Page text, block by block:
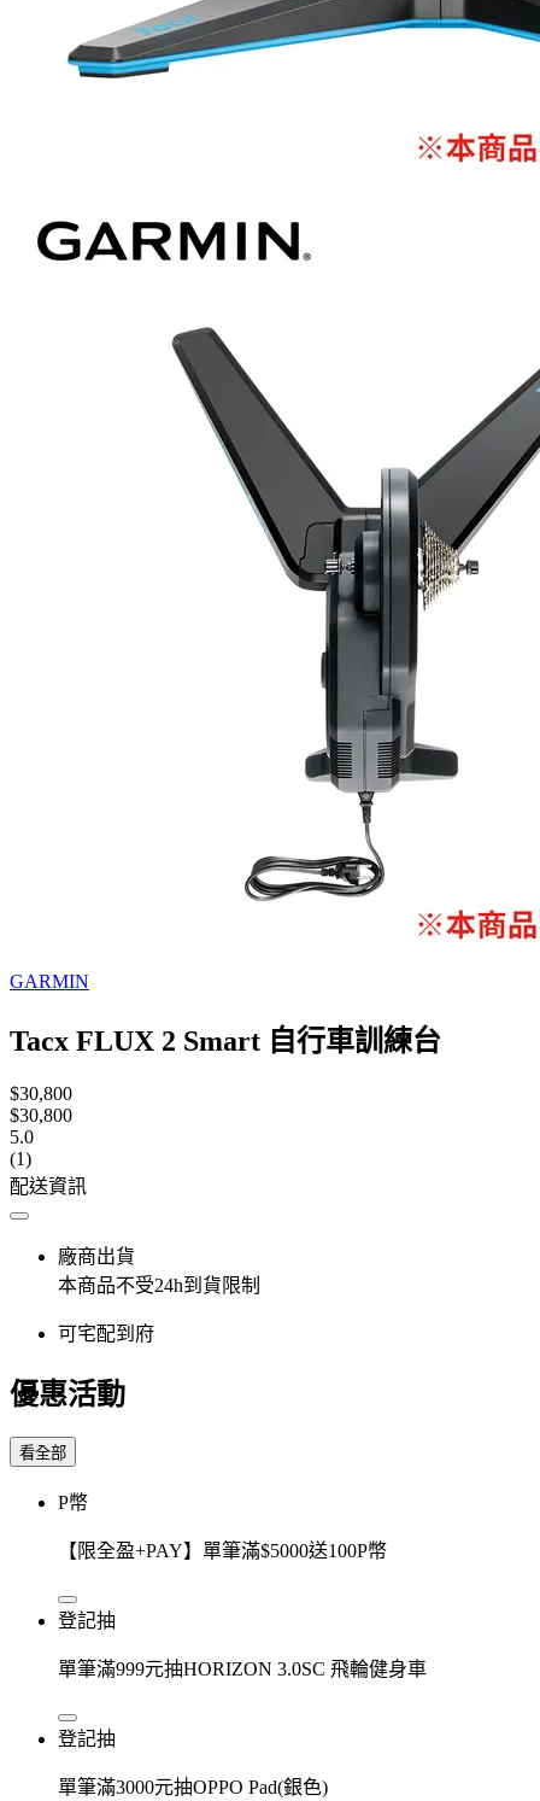
GARMIN
Tacx FLUX 2 Smart 自行車訓練台
$30,800
$30,800
5.0
(1)
配送資訊
廠商出貨
本商品不受24h到貨限制
可宅配到府
優惠活動
看全部
P幣
【限全盈+PAY】單筆滿$5000送100P幣
登記抽
單筆滿999元抽HORIZON 3.0SC 飛輪健身車
登記抽
單筆滿3000元抽OPPO Pad(銀色)